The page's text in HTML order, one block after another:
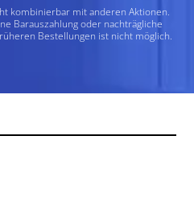
kombinierbar mit anderen Aktionen.
Barauszahlung oder nachträgliche
Bestellungen ist nicht möglich.